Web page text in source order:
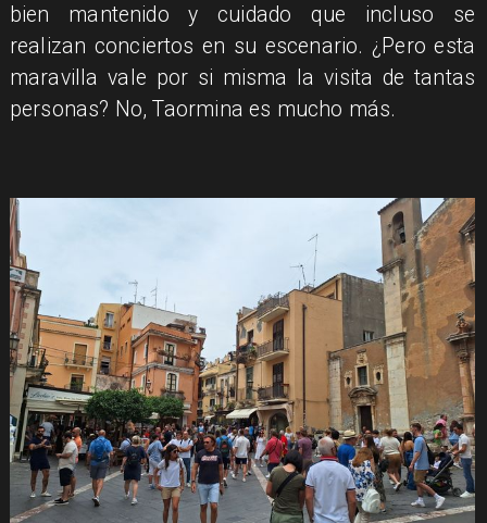
bien mantenido y cuidado que incluso se
realizan conciertos en su escenario. ¿Pero esta
maravilla vale por si misma la visita de tantas
personas? No, Taormina es mucho más.